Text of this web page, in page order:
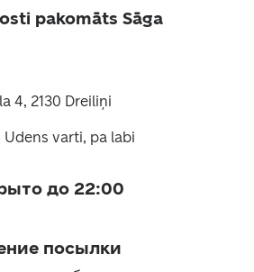
pakomāts Sāga
4, 2130 Dreiliņi
varti, pa labi
до 22:00
посылки